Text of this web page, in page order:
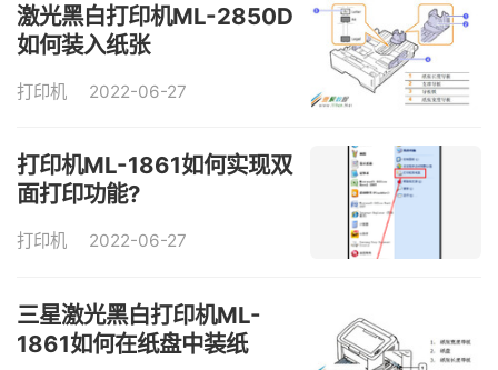
激光黑白打印机ML-2850D
如何装入纸张
打印机 2022-06-27
打印机ML-1861如何实现双
面打印功能?
打印机 2022-06-27
三星激光黑白打印机ML-
1861如何在纸盘中装纸